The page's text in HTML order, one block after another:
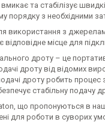
та стабілізує
порядку з необхідними
використання з
місце для
дроту – це
дроту від відомих
дроту робить
стабільну подачу
що пропонуються в
для роботи в суворих